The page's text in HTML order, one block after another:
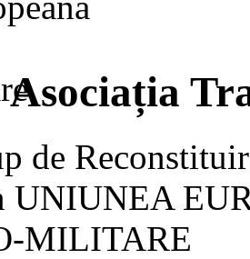
Asociația
de
UNIUNEA
MILITARE